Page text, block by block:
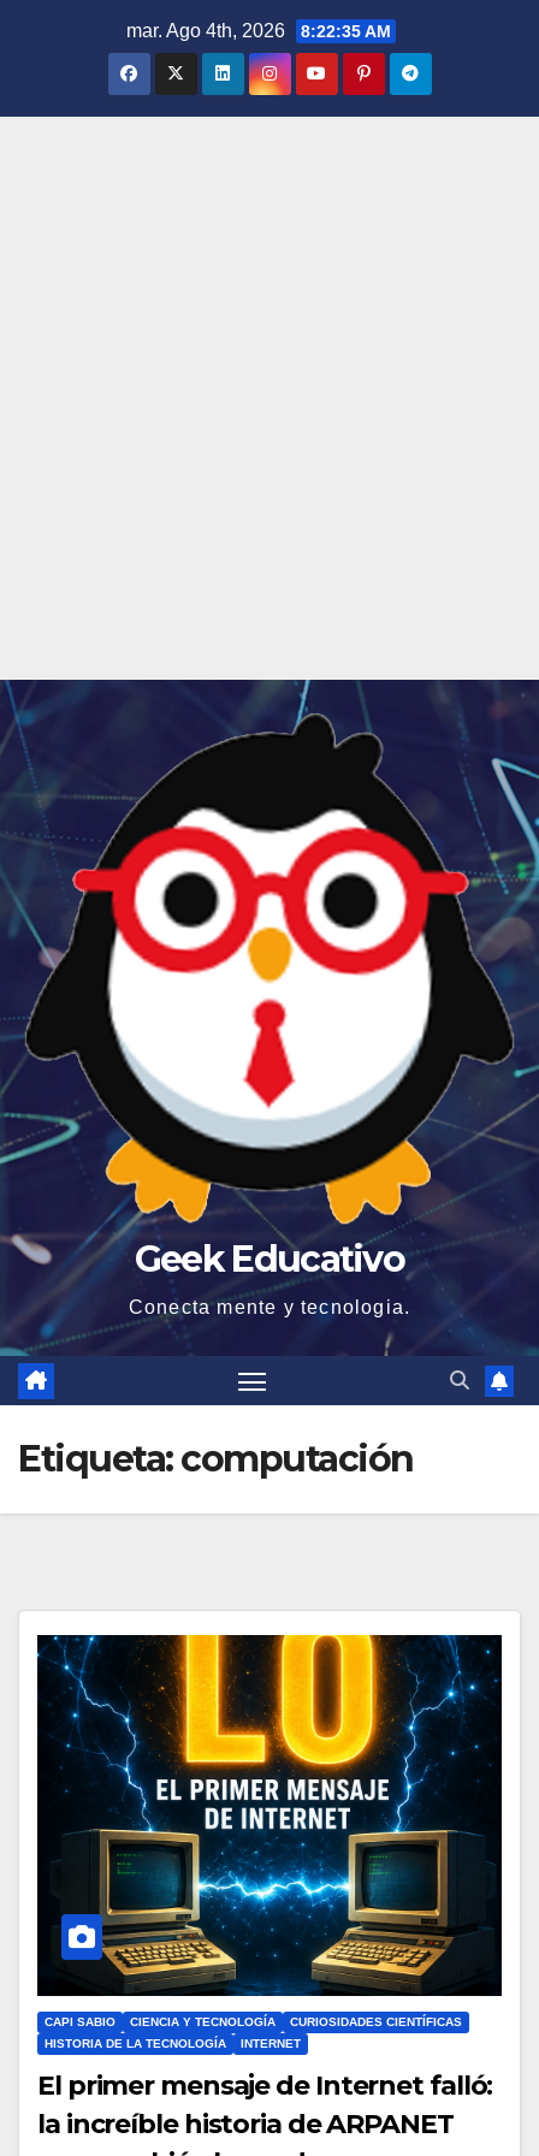
mar. Ago 4th, 2026 8:22:36 AM
Geek Educativo
Conecta mente y tecnologia.
Etiqueta:computación
CAPI SABIO CIENCIA Y TECNOLOGÍA
CURIOSIDADES CIENTÍFICAS
HISTORIA DE LA TECNOLOGÍA
INTERNET
El primer mensaje de Internet falló:
la increíble historia de ARPANET